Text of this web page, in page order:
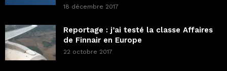
18 décembre 2017
Reportage : j’ai testé la classe Affaires
de Finnair en Europe
22 octobre 2017